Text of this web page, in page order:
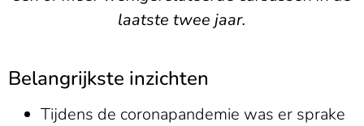
laatste twee jaar.
Belangrijkste inzichten
Tijdens de coronapandemie was er sprake